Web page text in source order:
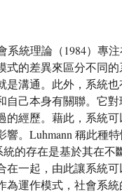
系統理論（1984）專
式的差異來區分不同
是溝通。此外，系統
自己本身有關聯。它
的經歷。藉此，系統
。Luhmann 稱此種
統的存在是基於其在不
在一起，由此讓系統
為運作模式，社會系